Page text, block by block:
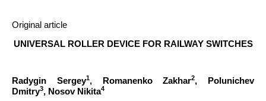
Original article
UNIVERSAL ROLLER DEVICE FOR RAILWAY SWITCHES
Radygin Sergey1, Romanenko Zakhar2, Polunichev
Dmitry3, Nosov Nikita4